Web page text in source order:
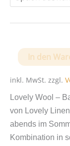
Lovely
Wool
-
Weiche
Baumwolldecke
von
In den
inkl. MwSt. zzgl.
Lovely Wool –
von Lovely
abends im
Kombination in